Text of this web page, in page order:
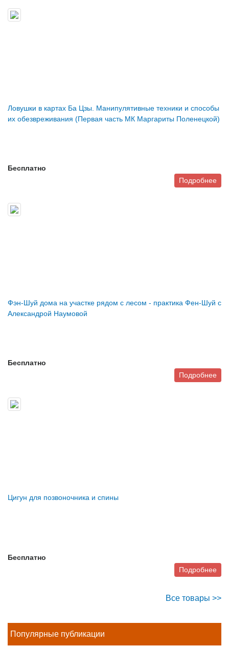
Ловушки в картах Ба Цзы. Манипулятивные техники и способы
их обезвреживания (Первая часть МК Маргариты Поленецкой)
Бесплатно
Подробнее
Фэн-Шуй дома на участке рядом с лесом - практика Фен-Шуй с
Александрой Наумовой
Бесплатно
Подробнее
Цигун для позвоночника и спины
Бесплатно
Подробнее
Все товары >>
Популярные публикации